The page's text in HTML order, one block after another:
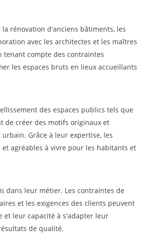
rénovation d'anciens bâtiments, les
avec les architectes et les maîtres
tenant compte des contraintes
les espaces bruts en lieux accueillants
des espaces publics tels que
de créer des motifs originaux et
Grâce à leur expertise, les
agréables à vivre pour les habitants et
dans leur métier. Les contraintes de
et les exigences des clients peuvent
et leur capacité à s'adapter leur
de qualité.